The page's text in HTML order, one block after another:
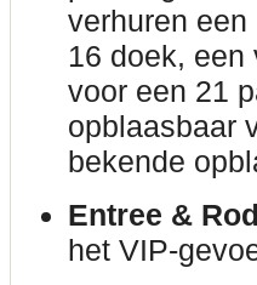
verhuren
16 doek, een
voor een 21
opblaasbaar
bekende
Entree &
het VIP-